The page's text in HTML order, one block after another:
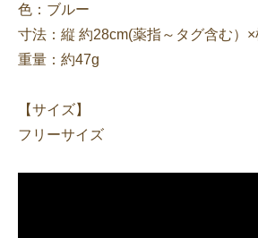
色：ブルー
寸法：縦 約28cm(薬指～タグ含む）
重量：約47g
【サイズ】
フリーサイズ